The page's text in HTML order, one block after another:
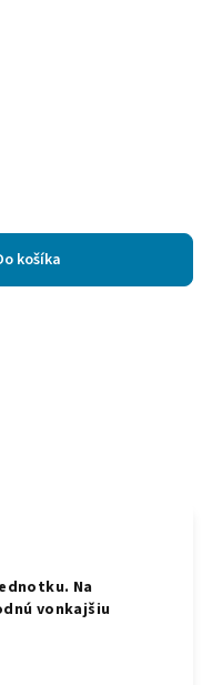
košíka
Na
vonkajšiu